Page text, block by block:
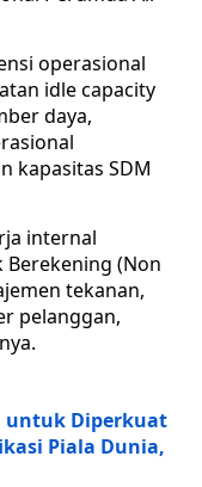
operasional
idle capacity
daya,
kapasitas SDM
internal
Berekening (Non
tekanan,
pelanggan,
untuk Diperkuat
Piala Dunia,